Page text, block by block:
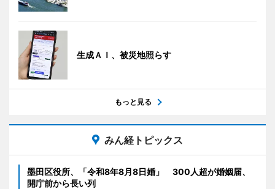
生成ＡＩ、被災地照らす
もっと見る
みん経トピックス
墨田区役所、「令和8年8月8日婚」 300人超が婚姻届、
開庁前から長い列